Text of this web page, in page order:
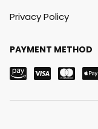
Privacy Policy
PAYMENT METHOD